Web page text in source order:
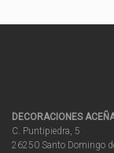
DECORACIONES
C. Puntipiedra, 5
26250 Santo Domingo